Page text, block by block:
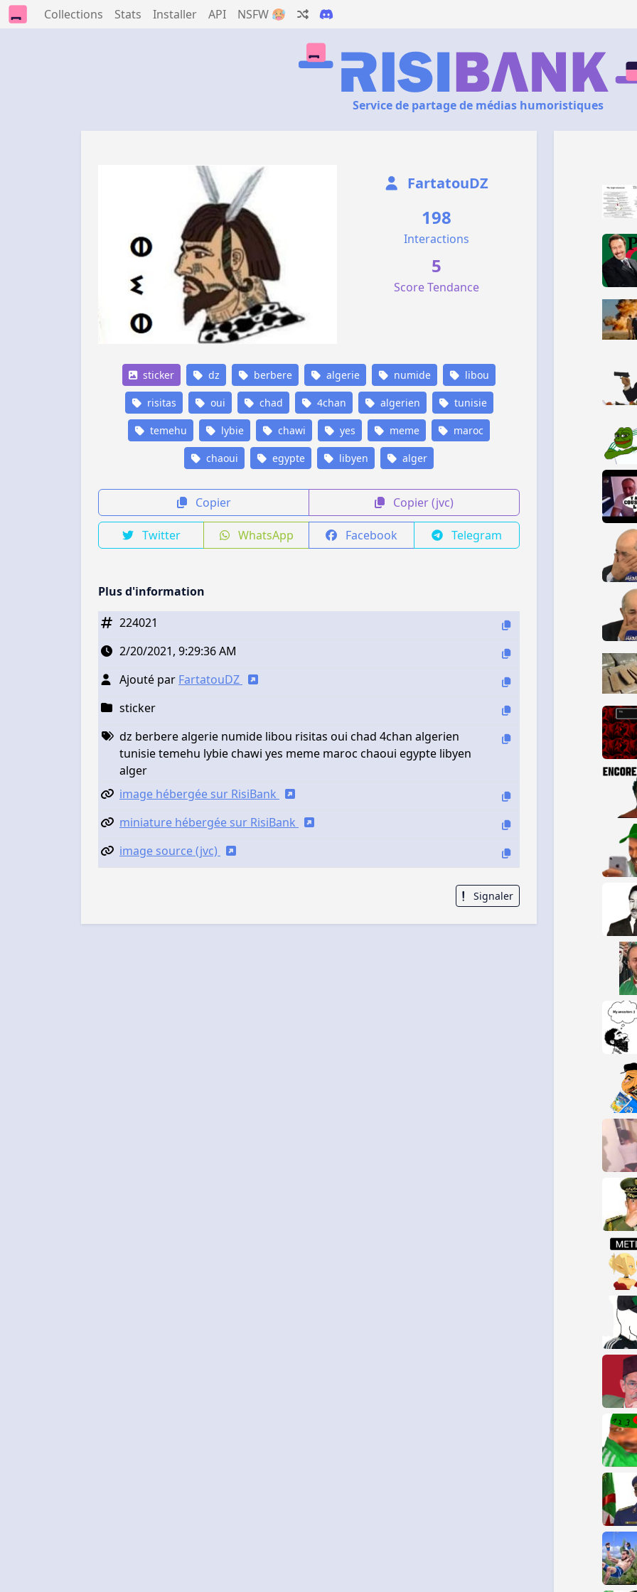
Collections Stats Installer API NSFW 🥵
Service de partage de médias humoristiques
FartatouDZ
198
Interactions
5
Score Tendance
sticker dz berbere algerie numide libou
risitas oui chad 4chan algerien tunisie
temehu lybie chawi yes meme maroc
chaoui egypte libyen alger
Copier Copier (jvc)
Twitter WhatsApp Facebook Telegram
Plus d'information
224021
2/20/2021, 9:29:36 AM
Ajouté par FartatouDZ
sticker
dz berbere algerie numide libou risitas oui chad 4chan algerien
tunisie temehu lybie chawi yes meme maroc chaoui egypte libyen
alger
image hébergée sur RisiBank
miniature hébergée sur RisiBank
image source (jvc)
Signaler